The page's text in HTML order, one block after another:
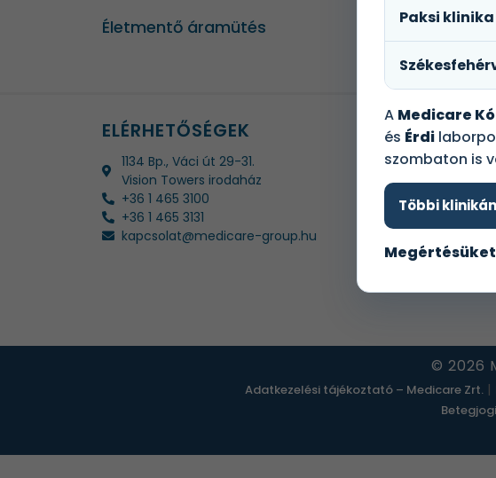
Életmentő áramütés
ELÉRHETŐSÉGEK
1134 Bp., Váci út 29-31.
Vision Towers irodaház
+36 1 465 3100
+36 1 465 3131
kapcsolat@medicare-group.hu
HASZNOS
Árak
Vállalatoknak
Biztosító
© 2026
Adatkezelési tájékoztató – Medicare Zrt. |
Paksi klinika
A Medicare
és Érdi
szombaton is
Többi